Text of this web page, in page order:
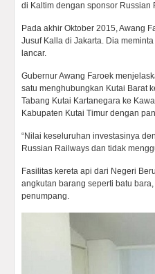
di Kaltim dengan sponsor Russian
Pada akhir Oktober 2015, Awang
Jusuf Kalla di Jakarta. Dia
lancar.
Gubernur Awang Faroek
satu menghubungkan Kutai Barat
Tabang Kutai Kartanegara ke
Kabupaten Kutai Timur dengan
“Nilai keseluruhan investasinya
Russian Railways dan tidak
Fasilitas kereta api dari Negeri
angkutan barang seperti batu
penumpang.